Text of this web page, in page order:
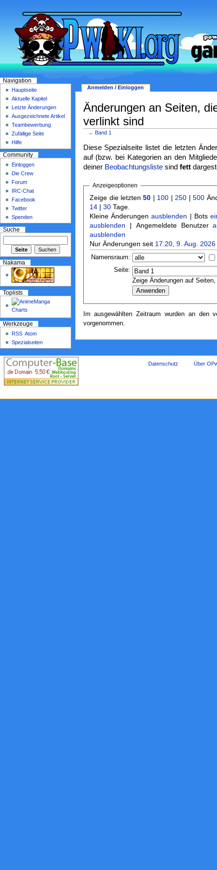
Änderungen an Seiten,
verlinkt sind
← Band 1
Diese Spezialseite listet die letzten
auf (bzw. bei Kategorien an den
deiner Beobachtungslistesind fett
Anzeigeoptionen
Zeige die letzten50 | 100 | 250 |500
14 |30 Tage.
Kleine Änderungenausblenden | Bots
ausblenden | Angemeldete Benutzer
ausblenden
Nur Änderungen seit 17:20, 9. Aug. 2026
Namensraum:
Seite:
Zeige Änderungen auf
Im ausgewählten Zeitraum wurden an den
vorgenommen.
Anmelden / Einloggen
Navigation
Hauptseite
Aktuelle Kapitel
Letzte Änderungen
Ausgezeichnete Artikel
Teambewerbung
Zufällige Seite
Hilfe
Community
Einloggen
Die Crew
Forum
IRC-Chat
Facebook
Twitter
Spenden
Suche
Nakama
Toplists
Werkzeuge
RSS Atom
Spezialseiten
Datenschutz Über